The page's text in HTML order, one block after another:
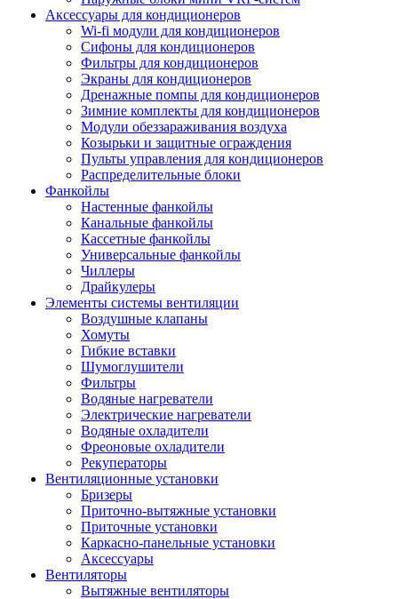
Аксессуары для кондиционеров
Wi-fi модули для кондиционеров
Сифоны для кондиционеров
Фильтры для кондиционеров
Экраны для кондиционеров
Дренажные помпы для кондиционеров
Зимние комплекты для кондиционеров
Модули обеззараживания воздуха
Козырьки и защитные ограждения
Пульты управления для кондиционеров
Распределительные блоки
Фанкойлы
Настенные фанкойлы
Канальные фанкойлы
Кассетные фанкойлы
Универсальные фанкойлы
Чиллеры
Драйкулеры
Элементы системы вентиляции
Воздушные клапаны
Хомуты
Гибкие вставки
Шумоглушители
Фильтры
Водяные нагреватели
Электрические нагреватели
Водяные охладители
Фреоновые охладители
Рекуператоры
Вентиляционные установки
Бризеры
Приточно-вытяжные установки
Приточные установки
Каркасно-панельные установки
Аксессуары
Вентиляторы
Вытяжные вентиляторы